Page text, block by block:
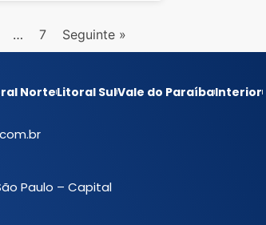
… 7 Seguinte »
NorteLitoral SulVale do ParaíbaInterior
Paulo – Capital